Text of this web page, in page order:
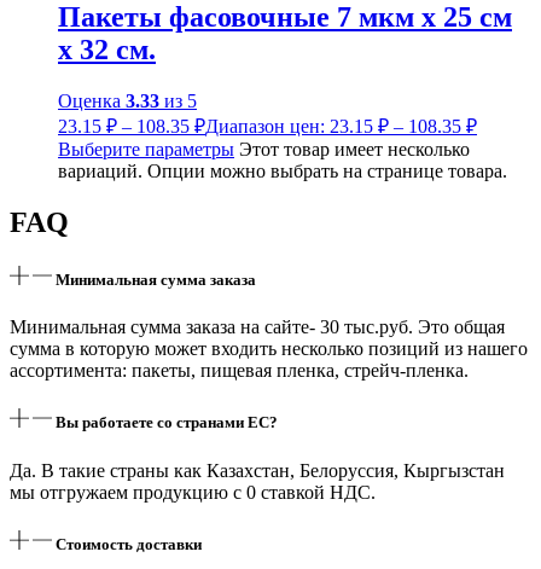
Пакеты фасовочные 7 мкм х 25 см
х 32 см.
Оценка 3.33 из 5
23.15 ₽ – 108.35 ₽Диапазон цен: 23.15 ₽ – 108.35 ₽
Выберите параметры Этот товар имеет несколько
вариаций. Опции можно выбрать на странице товара.
FAQ
Минимальная сумма заказа
Минимальная сумма заказа на сайте- 30 тыс.руб. Это общая
сумма в которую может входить несколько позиций из нашего
ассортимента: пакеты, пищевая пленка, стрейч-пленка.
Вы работаете со странами ЕС?
Да. В такие страны как Казахстан, Белоруссия, Кыргызстан
мы отгружаем продукцию с 0 ставкой НДС.
Стоимость доставки